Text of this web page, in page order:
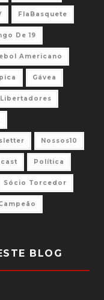
FlaBasquete
De 19
Americano
Gávea
Libertadores
Nossos10
Política
Sócio Torcedor
BLOG